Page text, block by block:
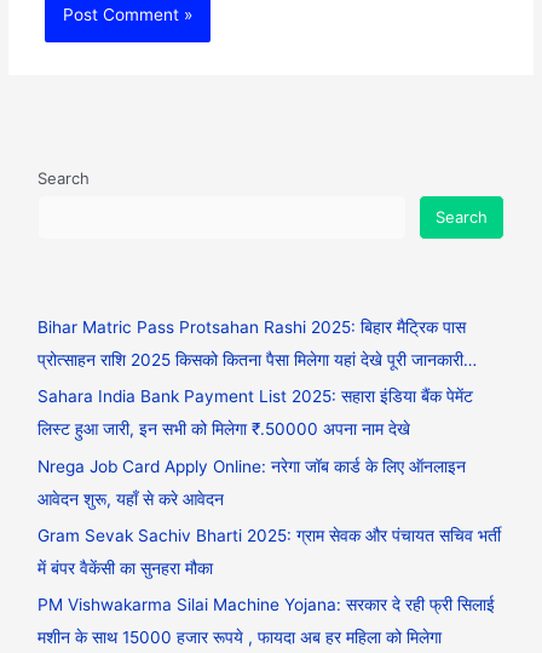
Search
Search
Bihar Matric Pass Protsahan Rashi 2025: बिहार मैट्रिक पास
प्रोत्साहन राशि 2025 किसको कितना पैसा मिलेगा यहां देखे पूरी जानकारी…
Sahara India Bank Payment List 2025: सहारा इंडिया बैंक पेमेंट
लिस्ट हुआ जारी, इन सभी को मिलेगा ₹.50000 अपना नाम देखे
Nrega Job Card Apply Online: नरेगा जॉब कार्ड के लिए ऑनलाइन
आवेदन शुरू, यहाँ से करे आवेदन
Gram Sevak Sachiv Bharti 2025: ग्राम सेवक और पंचायत सचिव भर्ती
में बंपर वैकेंसी का सुनहरा मौका
PM Vishwakarma Silai Machine Yojana: सरकार दे रही फ्री सिलाई
मशीन के साथ 15000 हजार रूपये , फायदा अब हर महिला को मिलेगा